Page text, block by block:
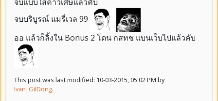
จบบริบูรณ์ แมรี่เวล 99
ออ แล้วก็ลิ้งใน Bonus 2 โดน กสทช แบนเว็บไปแล้วคับ
This post was last modified: 10-03-2015, 05:02 PM by
Ivan_GilDong.